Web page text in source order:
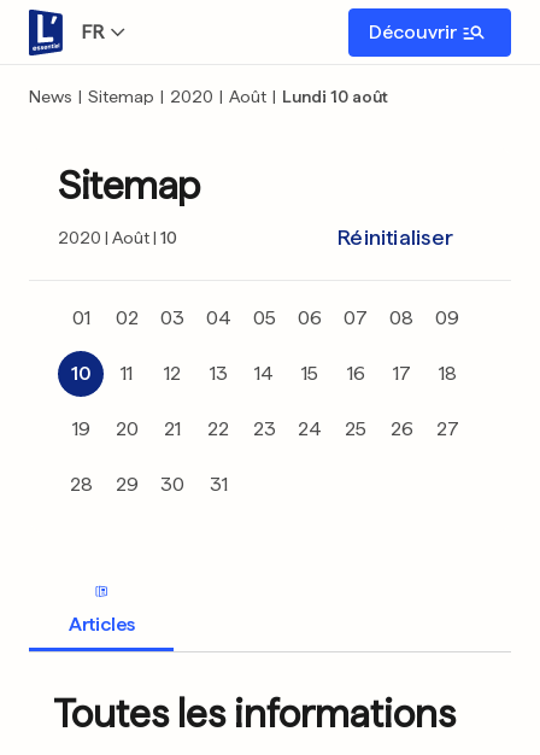
FR Découvrir
News | Sitemap | 2020 | Août | Lundi 10 août
Sitemap
2020 Août 10 Réinitialiser
01 02 03 04 05 06 07 08 09
10 11 12 13 14 15 16 17 18
19 20 21 22 23 24 25 26 27
28 29 30 31
Articles
Toutes les informations